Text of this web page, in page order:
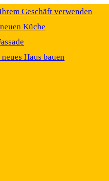
Geschäft verwenden
Küche
Haus bauen